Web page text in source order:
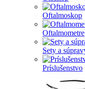
Oftalmoskop
Oftalmometre
Sety a
Príslušenstvo